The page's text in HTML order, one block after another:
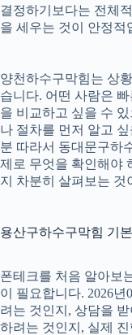
결정하기보다는 전체
을 세우는 것이 안정적
양천하수구막힘는 상
습니다. 어떤 사람은
을 비교하고 싶을 수
나 절차를 먼저 알고
분 따라서 동대문구하
제로 무엇을 확인해야
지 차분히 살펴보는 것
용산구하수구막힘 기
폰테크를 처음 알아보
이 필요합니다. 2026년
려는 것인지, 상담을
하려는 것인지, 실제